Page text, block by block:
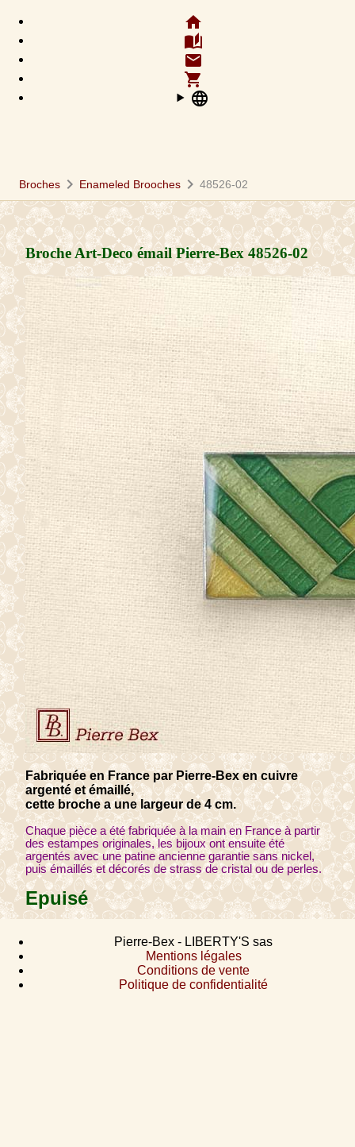
home
auto_stories
email
shopping_cart
language
Broches chevron_right Enameled Brooches chevron_right 48526-02
Broche Art-Deco émail Pierre-Bex48526-02
Fabriquée en France par Pierre-Bex en cuivre
argenté et émaillé,
cette broche a une largeur de 4 cm.
Chaque pièce a été fabriquée à la main en France à partir
des estampes originales, les bijoux ont ensuite été
argentés avec une patine ancienne garantie sans nickel,
puis émaillés et décorés de strass de cristal ou de perles.
Epuisé
Pierre-Bex - LIBERTY'S sas
Mentions légales
Conditions de vente
Politique de confidentialité